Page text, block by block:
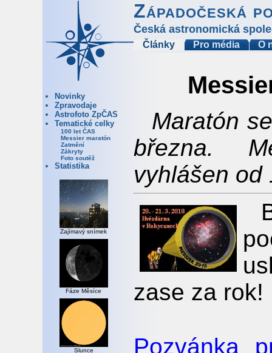
Západočeská
Česká astronomická
Články Pro média O
Novinky
Zpravodaje
Astrofoto ZpČAS
Tematické celky
100 let ČAS
Messier maratón
Zatmění
Zákryty
Foto soutěž
Statistika
Zajímavý snímek
Fáze Měsíce
Slunce
Maratón
března.
vyhlášen od
zase za rok!
Pozvánka